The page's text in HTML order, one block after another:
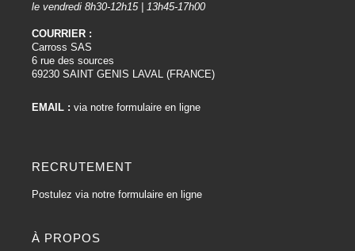
le vendredi 8h30-12h15 | 13h45-17h00
COURRIER :
Carross SAS
6 rue des sources
69230 SAINT GENIS LAVAL (FRANCE)
EMAIL : via notre formulaire en ligne
RECRUTEMENT
Postulez via notre formulaire en ligne
À PROPOS